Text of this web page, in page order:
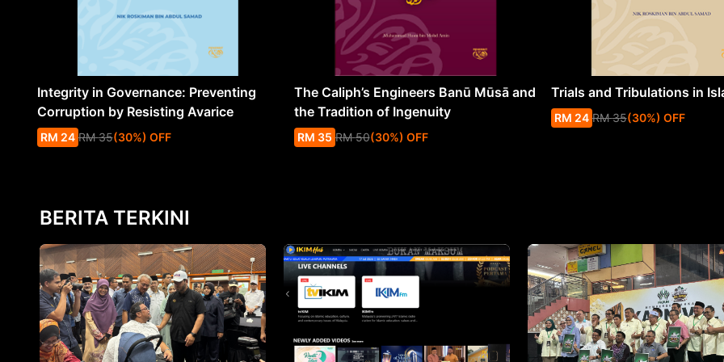
Integrity in Governance: Preventing
Corruption by Resisting Avarice
RM 24 RM 35(30%) OFF
The Caliph’s Engineers Banū Mūsā and
the Tradition of Ingenuity
RM 35 RM 50(30%) OFF
Trials and Tribulations in
RM 24 RM 35(30%) OFF
BERITA TERKINI